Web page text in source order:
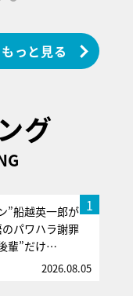
っと見る
グ
1
”船越英一郎が
パワハラ謝罪
輩”だけ…
2026.08.05